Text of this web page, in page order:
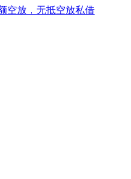
空放，无抵空放私借